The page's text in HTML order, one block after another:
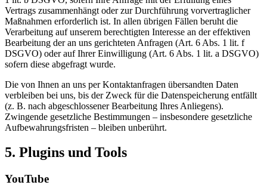
Vertrags zusammenhängt oder zur Durchführung vorvertraglicher
Maßnahmen erforderlich ist. In allen übrigen Fällen beruht die
Verarbeitung auf unserem berechtigten Interesse an der effektiven
Bearbeitung der an uns gerichteten Anfragen (Art. 6 Abs. 1 lit. f
DSGVO) oder auf Ihrer Einwilligung (Art. 6 Abs. 1 lit. a DSGVO)
sofern diese abgefragt wurde.
Die von Ihnen an uns per Kontaktanfragen übersandten Daten
verbleiben bei uns, bis der Zweck für die Datenspeicherung entfällt
(z. B. nach abgeschlossener Bearbeitung Ihres Anliegens).
Zwingende gesetzliche Bestimmungen – insbesondere gesetzliche
Aufbewahrungsfristen – bleiben unberührt.
5. Plugins und Tools
YouTube